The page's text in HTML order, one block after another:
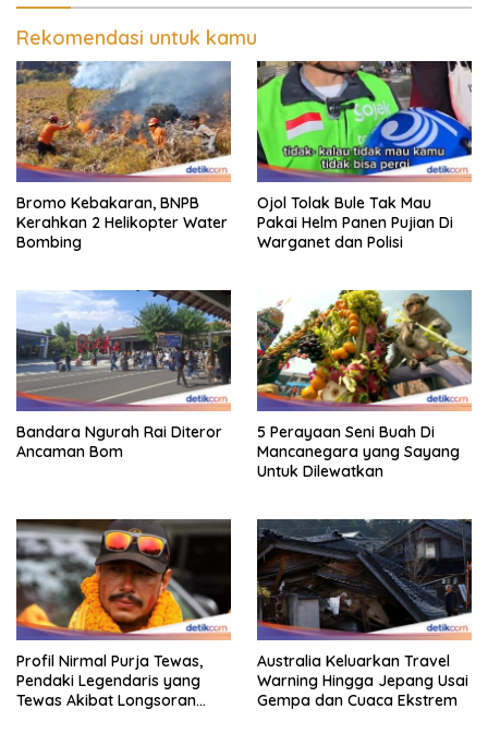
Rekomendasi untuk kamu
Bromo Kebakaran, BNPB
Kerahkan 2 Helikopter Water
Bombing
Ojol Tolak Bule Tak Mau
Pakai Helm Panen Pujian Di
Warganet dan Polisi
Bandara Ngurah Rai Diteror
Ancaman Bom
5 Perayaan Seni Buah Di
Mancanegara yang Sayang
Untuk Dilewatkan
Profil Nirmal Purja Tewas,
Pendaki Legendaris yang
Tewas Akibat Longsoran
Australia Keluarkan Travel
Warning Hingga Jepang Usai
Gempa dan Cuaca Ekstrem